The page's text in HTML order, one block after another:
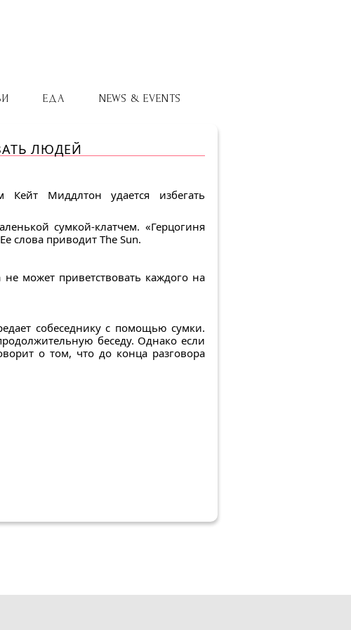
ЕДА
NEWS & EVENTS
ЛЮДЕЙ
Миддлтон удается избегать
сумкой-клатчем. «Герцогиня
слова приводит The Sun.
может приветствовать каждого на
собеседнику с помощью сумки.
беседу. Однако если
о том, что до конца разговора